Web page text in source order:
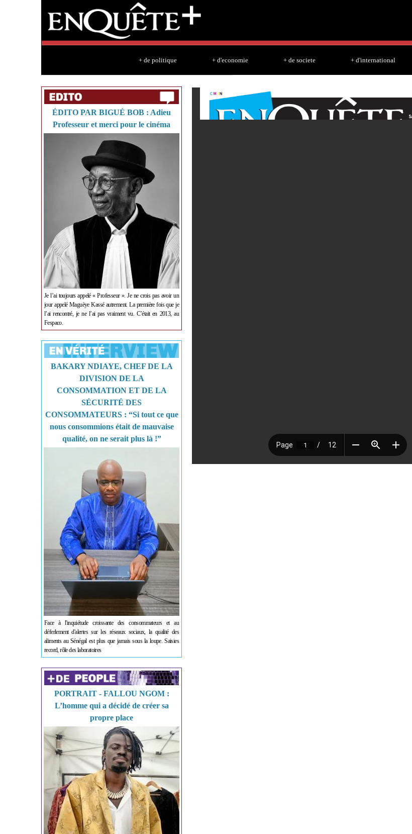
+ de politique + d'economie + de societe + d'international
ÉDITO PAR BIGUÉ BOB : Adieu
Professeur et merci pour le cinéma
Je l’ai toujours appelé « Professeur ». Je ne crois pas avoir un
jour appelé Maguèye Kassé autrement. La première fois que je
l’ai rencontré, je ne l’ai pas vraiment vu. C’était en 2013, au
Fespaco.
BAKARY NDIAYE, CHEF DE LA
DIVISION DE LA
CONSOMMATION ET DE LA
SÉCURITÉ DES
CONSOMMATEURS : “Si tout ce que
nous consommions était de mauvaise
qualité, on ne serait plus là !”
Face à l'inquiétude croissante des consommateurs et au
déferlement d'alertes sur les réseaux sociaux, la qualité des
aliments au Sénégal est plus que jamais sous la loupe. Saisies
record, rôle des laboratoires
PORTRAIT - FALLOU NGOM :
L’homme qui a décidé de créer sa
propre place